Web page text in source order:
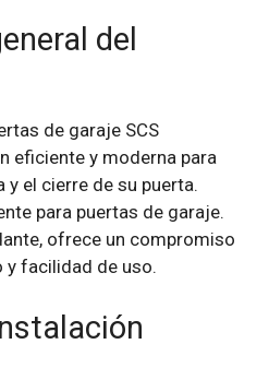
del
de garaje SCS
eficiente y moderna para
el cierre de su puerta.
para puertas de garaje.
ofrece un compromiso
y facilidad de uso.